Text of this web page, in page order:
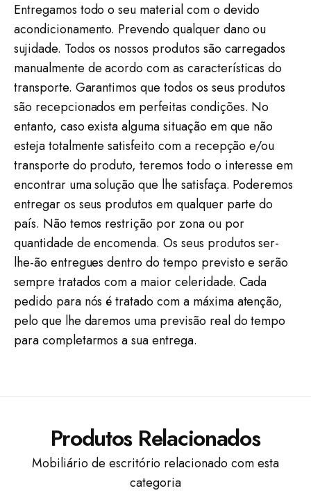
Entregamos todo o seu material com o devido
acondicionamento. Prevendo qualquer dano ou
sujidade. Todos os nossos produtos são carregados
manualmente de acordo com as características do
transporte. Garantimos que todos os seus produtos
são recepcionados em perfeitas condições. No
entanto, caso exista alguma situação em que não
esteja totalmente satisfeito com a recepção e/ou
transporte do produto, teremos todo o interesse em
encontrar uma solução que lhe satisfaça. Poderemos
entregar os seus produtos em qualquer parte do
país. Não temos restrição por zona ou por
quantidade de encomenda. Os seus produtos ser-
lhe-ão entregues dentro do tempo previsto e serão
sempre tratados com a maior celeridade. Cada
pedido para nós é tratado com a máxima atenção,
pelo que lhe daremos uma previsão real do tempo
para completarmos a sua entrega.
Produtos Relacionados
Mobiliário de escritório relacionado com esta
categoria